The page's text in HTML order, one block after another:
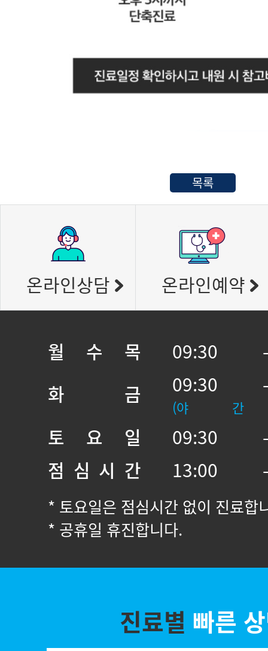
목록
온라인상담 온라인예약
월 수 목
09:30
화 금
09:30
(야 간
토 요 일
09:30
점 심 시 간
13:00
* 토요일은 점심시간 없이 진료합
* 공휴일 휴진합니다.
진료별 빠른